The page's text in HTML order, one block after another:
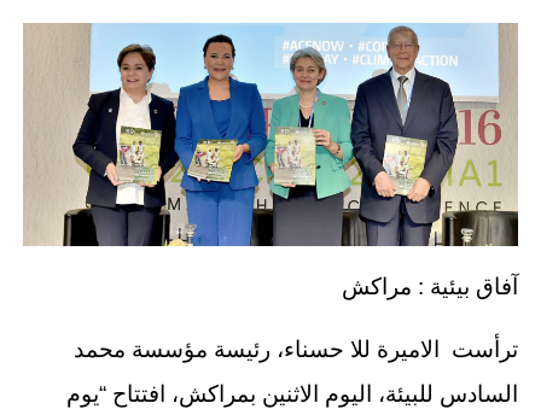
آفاق بيئية : مراكش
ترأست الاميرة للا حسناء، رئيسة مؤسسة محمد
السادس للبيئة، اليوم الاثنين بمراكش، افتتاح “يوم